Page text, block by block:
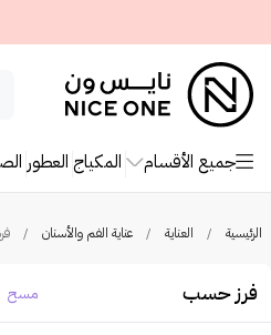
جميع الأقسام المكياج العطور
الرئيسية / العناية / عناية الفم والأسنان /
فرز حسب مسح